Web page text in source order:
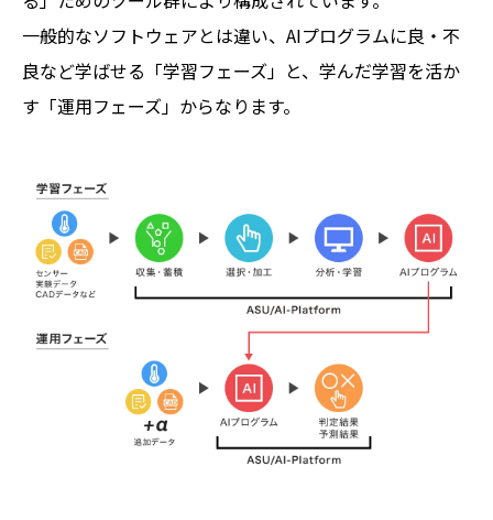
一般的なソフトウェアとは違い、AIプログラムに良・不
良など学ばせる「学習フェーズ」と、学んだ学習を活か
す「運用フェーズ」からなります。